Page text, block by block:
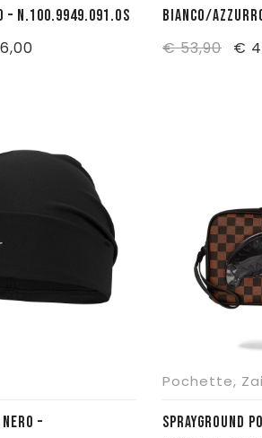
– N.100.9949.091.OS
Il
€ 46,00.
BIANCO/
€53,90
Il
€
–
Pochette,
SPRAYGROUND